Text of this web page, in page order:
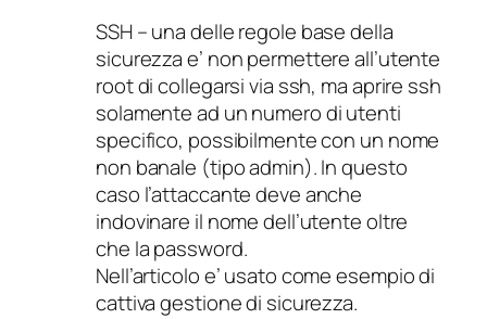
SSH – una delle regole base della
sicurezza e’ non permettere all’utente
root di collegarsi via ssh, ma aprire ssh
solamente ad un numero di utenti
specifico, possibilmente con un nome
non banale (tipo admin). In questo
caso l’attaccante deve anche
indovinare il nome dell’utente oltre
che la password.
Nell’articolo e’ usato come esempio di
cattiva gestione di sicurezza.